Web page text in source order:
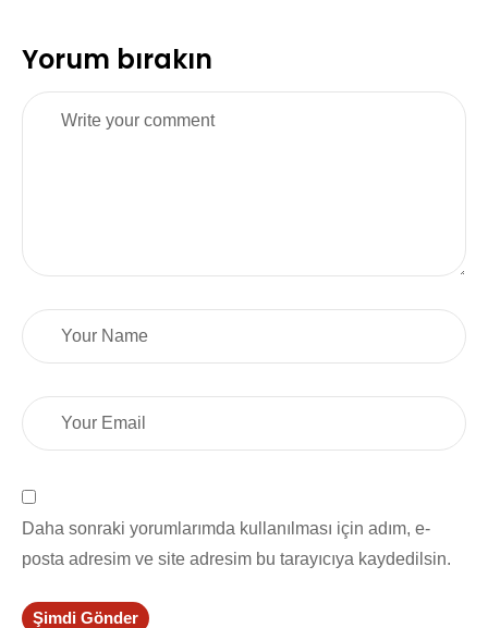
Yorum bırakın
Daha sonraki yorumlarımda kullanılması için adım, e-
posta adresim ve site adresim bu tarayıcıya kaydedilsin.
Şimdi Gönder